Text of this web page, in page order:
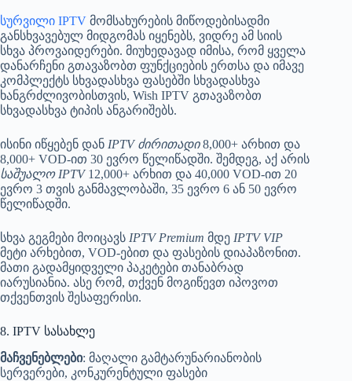
სურვილი IPTV მომსახურების მიწოდებისადმი
განსხვავებულ მიდგომას იყენებს, ვიდრე ამ სიის
სხვა პროვაიდერები. მიუხედავად იმისა, რომ ყველა
დანარჩენი გთავაზობთ ფუნქციების ერთსა და იმავე
კომპლექტს სხვადასხვა ფასებში სხვადასხვა
ხანგრძლივობისთვის, Wish IPTV გთავაზობთ
სხვადასხვა ტიპის ანგარიშებს.
ისინი იწყებენ დან IPTV ძირითადი8,000+ არხით და
8,000+ VOD-ით 30 ევრო წელიწადში. შემდეგ, აქ არის
საშუალო IPTV12,000+ არხით და 40,000 VOD-ით 20
ევრო 3 თვის განმავლობაში, 35 ევრო 6 ან 50 ევრო
წელიწადში.
სხვა გეგმები მოიცავს IPTV Premium მდე IPTV VIP
მეტი არხებით, VOD-ებით და ფასების დიაპაზონით.
მათი გადამყიდველი პაკეტები თანაბრად
იარუსიანია. ასე რომ, თქვენ მოგიწევთ იპოვოთ
თქვენთვის შესაფერისი.
8. IPTV სასახლე
მაჩვენებლები: მაღალი გამტარუნარიანობის
სერვერები, კონკურენტული ფასები